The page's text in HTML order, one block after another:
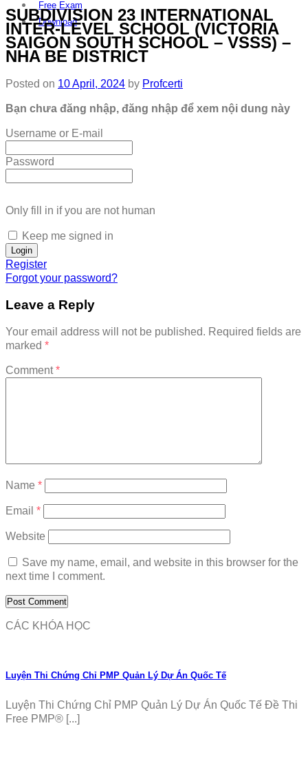
Free Exam
Download
SUBDIVISION 23 INTERNATIONAL
INTER-LEVEL SCHOOL (VICTORIA
SAIGON SOUTH SCHOOL – VSSS) –
NHA BE DISTRICT
Posted on 10 April, 2024 by Profcerti
Bạn chưa đăng nhập, đăng nhập để xem nội dung này
Username or E-mail
Password
Only fill in if you are not human
Keep me signed in
Register
Forgot your password?
Leave a Reply
Your email address will not be published. Required fields are
marked *
Comment*
Name *
Email *
Website
Save my name, email, and website in this browser for the
next time I comment.
CÁC KHÓA HỌC
Luyện Thi Chứng Chỉ PMP Quản Lý Dự Án Quốc Tế
Luyện Thi Chứng Chỉ PMP Quản Lý Dự Án Quốc Tế Đề Thi
Free PMP® [...]